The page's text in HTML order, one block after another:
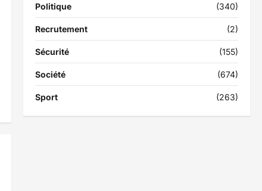
Politique (340)
Recrutement (2)
Sécurité (155)
Société (674)
Sport (263)